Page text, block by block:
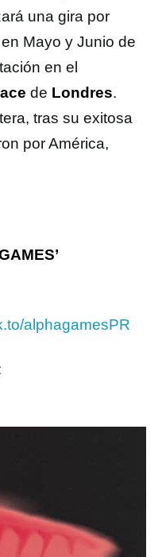
una gira por
en Mayo y Junio de
en el
de Londres.
tras su exitosa
por América,
alphagamesPR